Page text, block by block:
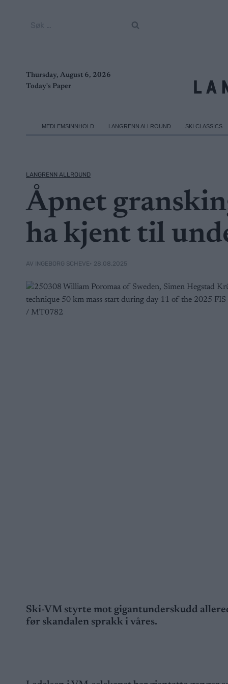
Thursday, August 6, 2026
Today's Paper
MEDLEMSINNHOLD LANGRENN ALLROUND SKI CLASSICS
LANGRENN ALLROUND
Åpnet
ha kjent til
AV INGEBORG SCHEVE• 28.08.2025
Ski-VM styrte mot gigantunderskudd
før skandalen sprakk i våres.